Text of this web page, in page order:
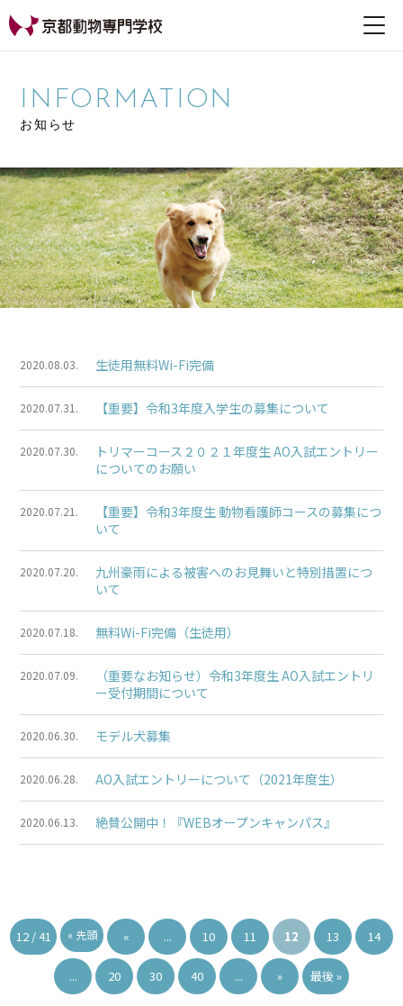
門学校
INFORMATION
お知らせ
2020.08.03. 生徒用無料Wi-Fi完備
2020.07.31. 【重要】令和3年度入学生の募集について
2020.07.30.
トリマーコース２０２１年度生 AO入試エントリー
についてのお願い
2020.07.21.
【重要】令和3年度生 動物看護師コースの募集につ
いて
2020.07.20.
九州豪雨による被害へのお見舞いと特別措置につ
いて
2020.07.18. 無料Wi-Fi完備（生徒用）
2020.07.09.
（重要なお知らせ）令和3年度生 AO入試エントリ
ー受付期間について
2020.06.30. モデル犬募集
2020.06.28. AO入試エントリーについて（2021年度生）
2020.06.13. 絶賛公開中！『WEBオープンキャンパス』
12 / 41 « 先頭 « ... 10 11 12 13 14
... 20 30 40 ... » 最後 »